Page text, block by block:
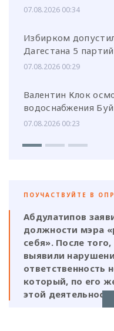
07.08.2026 00:34
Избирком
Дагестана 5 партий
07.08.2026 00:29
Валентин Клок
водоснабжения
07.08.2026 00:23
ПОУЧАСТВУЙТЕ В
Абдулатипов
должности мэра
себя». После
выявили
ответственность
который, по его
этой